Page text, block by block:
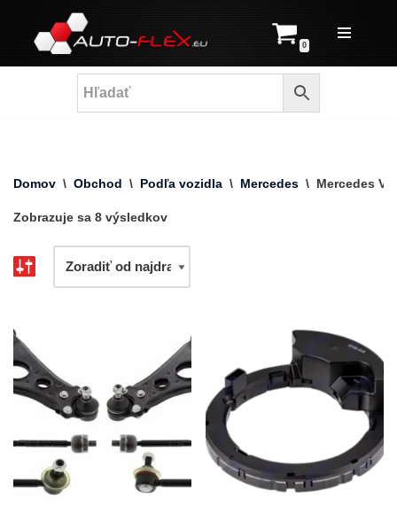
Prejsť
na
0
Domov \ Obchod \ Podľa vozidla \ Mercedes \ Mercedes
Zobrazuje sa 8 výsledkov